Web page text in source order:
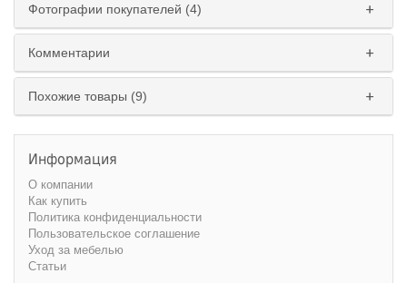
Тип пружинного блока
Ширина спального места:
137 см.
Фотографии покупателей (4)
Комментарии
Похожие товары (9)
Информация
О компании
Как купить
Политика конфиденциальности
Пользовательское соглашение
Уход за мебелью
Статьи